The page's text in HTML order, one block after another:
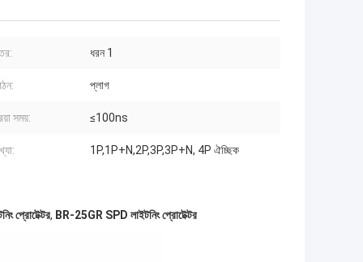
ধরন 1
প্লাগ
সময়: ≤100ns
1P,1P+N,2P,3P,3P+N, 4P ঐচ্ছিক
প্রোটেক্টর, BR-25GR SPD লাইটনিং প্রোটেক্টর